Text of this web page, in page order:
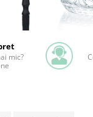
mic?